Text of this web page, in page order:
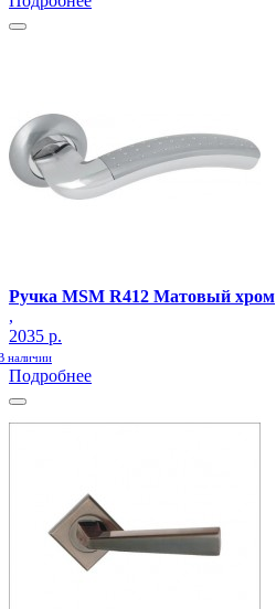
Ручка MSM R412 Матовый хром
,
2035 р.
наличии
Подробнее